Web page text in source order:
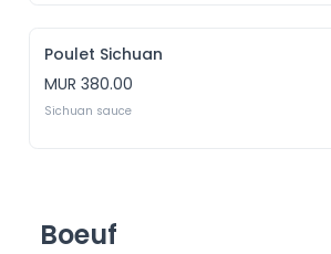
Poulet Sichuan
MUR 380.00
Sichuan sauce
Boeuf